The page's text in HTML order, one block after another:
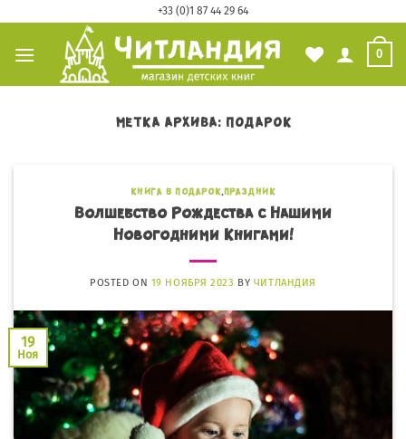
content
+33 (0)1 87 44 29 64
0
МЕТКА АРХИВА: ПОДАРОК
КНИГА В ПОДАРОК,ПРАЗДНИК
Волшебство Рождества с Нашими
Новогодними Книгами!
POSTED ON 19 НОЯБРЯ 2023 BY ЧИТЛАНДИЯ
19
Ноя